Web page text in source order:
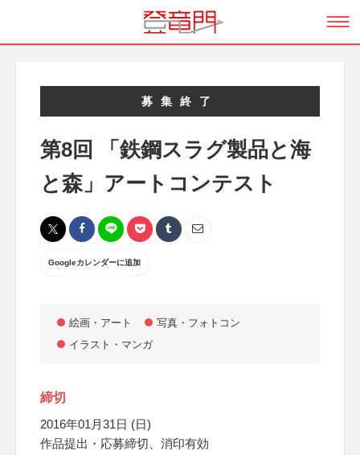
募集終了
第8回 「鉄鋼スラグ製品と海
と森」アートコンテスト
Googleカレンダーに追加
絵画・アート
写真・フォトコン
イラスト・マンガ
締切
2016年01月31日 (日)
作品提出・応募締切、消印有効